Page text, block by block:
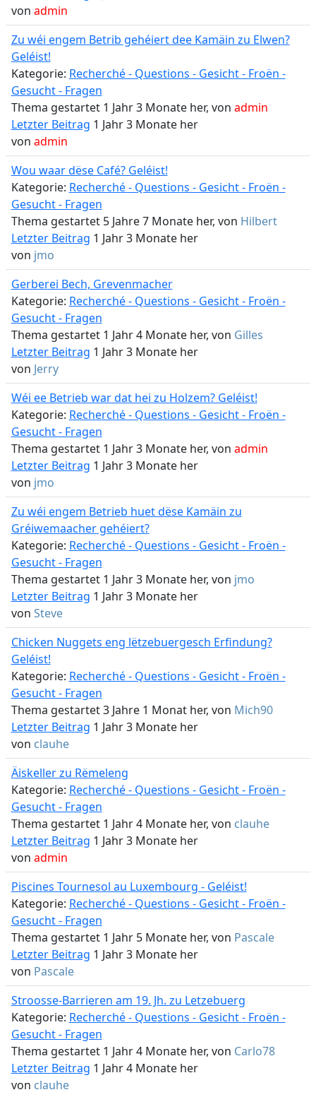
von admin
Zu wéi engem Betrib gehéiert dee Kamäin zu Elwen?
Geléist!
Kategorie: Recherché - Questions - Gesicht - Froën -
Gesucht - Fragen
Thema gestartet 1 Jahr 3 Monate her, von admin
Letzter Beitrag 1 Jahr 3 Monate her
von admin
Wou waar dëse Café? Geléist!
Kategorie: Recherché - Questions - Gesicht - Froën -
Gesucht - Fragen
Thema gestartet 5 Jahre 7 Monate her, von Hilbert
Letzter Beitrag 1 Jahr 3 Monate her
von jmo
Gerberei Bech, Grevenmacher
Kategorie: Recherché - Questions - Gesicht - Froën -
Gesucht - Fragen
Thema gestartet 1 Jahr 4 Monate her, von Gilles
Letzter Beitrag 1 Jahr 3 Monate her
von Jerry
Wéi ee Betrieb war dat hei zu Holzem? Geléist!
Kategorie: Recherché - Questions - Gesicht - Froën -
Gesucht - Fragen
Thema gestartet 1 Jahr 3 Monate her, von admin
Letzter Beitrag 1 Jahr 3 Monate her
von jmo
Zu wéi engem Betrieb huet dëse Kamäin zu
Gréiwemaacher gehéiert?
Kategorie: Recherché - Questions - Gesicht - Froën -
Gesucht - Fragen
Thema gestartet 1 Jahr 3 Monate her, von jmo
Letzter Beitrag 1 Jahr 3 Monate her
von Steve
Chicken Nuggets eng lëtzebuergesch Erfindung?
Geléist!
Kategorie: Recherché - Questions - Gesicht - Froën -
Gesucht - Fragen
Thema gestartet 3 Jahre 1 Monat her, von Mich90
Letzter Beitrag 1 Jahr 3 Monate her
von clauhe
Äiskeller zu Rëmeleng
Kategorie: Recherché - Questions - Gesicht - Froën -
Gesucht - Fragen
Thema gestartet 1 Jahr 4 Monate her, von clauhe
Letzter Beitrag 1 Jahr 3 Monate her
von admin
Piscines Tournesol au Luxembourg - Geléist!
Kategorie: Recherché - Questions - Gesicht - Froën -
Gesucht - Fragen
Thema gestartet 1 Jahr 5 Monate her, von Pascale
Letzter Beitrag 1 Jahr 3 Monate her
von Pascale
Stroosse-Barrieren am 19. Jh. zu Letzebuerg
Kategorie: Recherché - Questions - Gesicht - Froën -
Gesucht - Fragen
Thema gestartet 1 Jahr 4 Monate her, von Carlo78
Letzter Beitrag 1 Jahr 4 Monate her
von clauhe